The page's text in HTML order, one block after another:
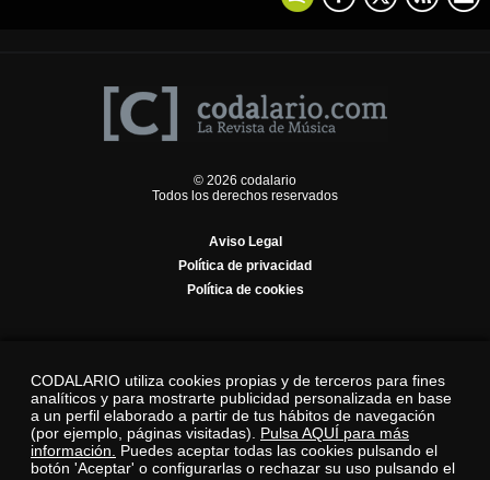
© 2026 codalario
Todos los derechos reservados
Aviso Legal
Política de privacidad
Política de cookies
CODALARIO utiliza cookies propias y de terceros para fines
analíticos y para mostrarte publicidad personalizada en base
a un perfil elaborado a partir de tus hábitos de navegación
(por ejemplo, páginas visitadas). Pulsa AQUÍ para más
información. Puedes aceptar todas las cookies pulsando el
botón 'Aceptar' o configurarlas o rechazar su uso pulsando el